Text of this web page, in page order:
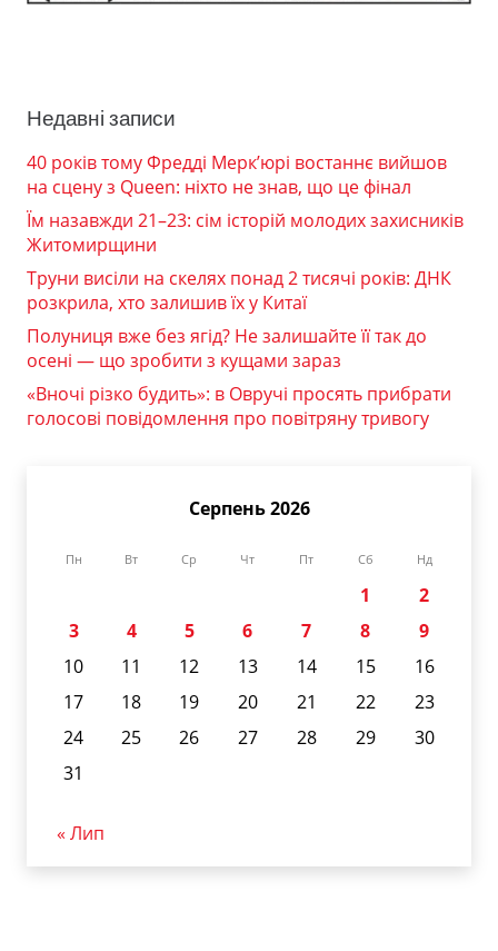
Недавні записи
40 років тому Фредді Мерк’юрі востаннє вийшов
на сцену з Queen: ніхто не знав, що це фінал
Їм назавжди 21–23: сім історій молодих захисників
Житомирщини
Труни висіли на скелях понад 2 тисячі років: ДНК
розкрила, хто залишив їх у Китаї
Полуниця вже без ягід? Не залишайте її так до
осені — що зробити з кущами зараз
«Вночі різко будить»: в Овручі просять прибрати
голосові повідомлення про повітряну тривогу
Серпень 2026
Пн Вт Ср Чт Пт Сб Нд
1
2
3
4 5 6 7 8
9
10
11 12 13 14 15
16
17
18 19 20 21 22
23
24
25 26 27 28 29
30
31
« Лип